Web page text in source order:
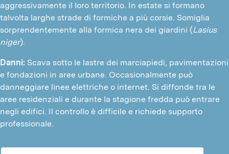
aggressivamente il loro territorio. In estate si formano
talvolta larghe strade di formiche a più corsie. Somiglia
sorprendentemente alla formica nera dei giardini (Lasius
niger).
Danni: Scava sotto le lastre dei marciapiedi, pavimentazioni
e fondazioni in aree urbane. Occasionalmente può
danneggiare linee elettriche o internet. Si diffonde tra le
aree residenziali e durante la stagione fredda può entrare
negli edifici. Il controllo è difficile e richiede supporto
professionale.